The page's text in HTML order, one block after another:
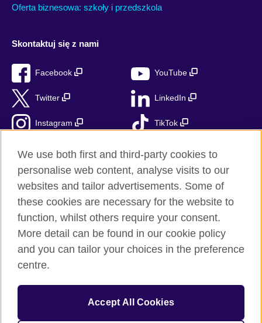
Oferta biznesowa: szkoły i przedszkola
Skontaktuj się z nami
Facebook YouTube
Twitter LinkedIn
Instagram TikTok
British Council globalnie
Prywatność i warunki użytkowania
© 2026 British Council
British Council jest międzynarodową organizacją reprezentującą
Zjednoczone Królestwo Wielkiej Brytanii i Irlandii Północnej.
We use both first and third-party cookies to
personalise web content, analyse visits to our
websites and tailor advertisements. Some of
these cookies are necessary for the website to
function, whilst others require your consent.
More detail can be found in our cookie policy
and you can tailor your choices in the preference
centre.
Accept All Cookies